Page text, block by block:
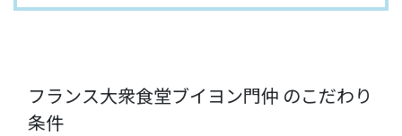
フランス大衆食堂ブイヨン門仲 のこだわり
条件